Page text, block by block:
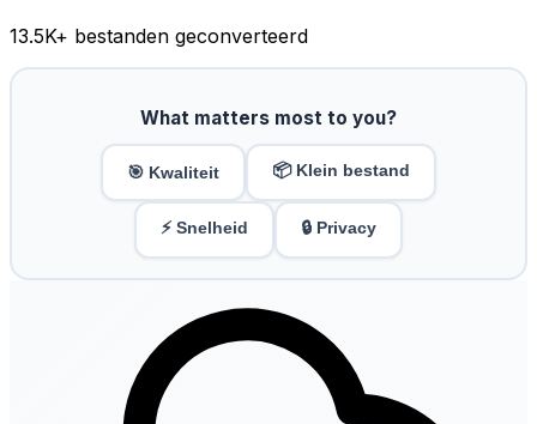
13.5K+ bestanden geconverteerd
What matters most to you?
🎯 Kwaliteit 📦 Klein bestand
⚡ Snelheid 🔒 Privacy